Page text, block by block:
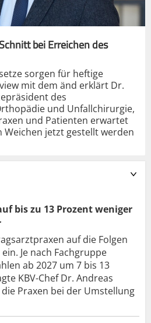
bei Erreichen des
sorgen für heftige
mit dem änd erklärt Dr.
des
und Unfallchirurgie,
und Patienten erwartet
Weichen jetzt gestellt werden
bis zu 13 Prozent weniger
auf die Folgen
Je nach Fachgruppe
ab 2027 um 7 bis 13
KBV-Chef Dr. Andreas
Praxen bei der Umstellung